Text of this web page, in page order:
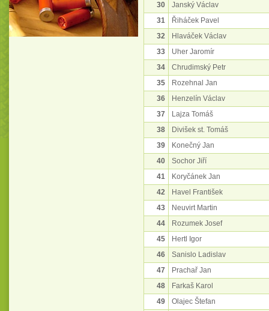
30
Janský Václav
31
Řiháček Pavel
32
Hlaváček Václav
33
Uher Jaromír
34
Chrudimský Petr
35
Rozehnal Jan
36
Henzelín Václav
37
Lajza Tomáš
38
Divišek st. Tomáš
39
Konečný Jan
40
Sochor Jiří
41
Koryčánek Jan
42
Havel František
43
Neuvirt Martin
44
Rozumek Josef
45
Hertl Igor
46
Sanislo Ladislav
47
Prachař Jan
48
Farkaš Karol
49
Olajec Štefan